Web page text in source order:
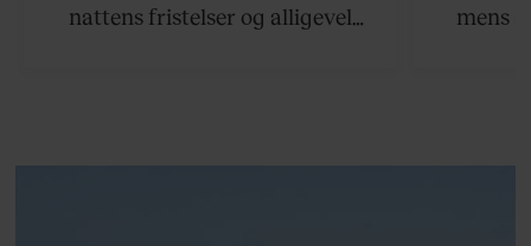
nattens fristelser og alligevel
mens